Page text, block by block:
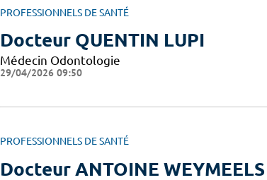
PROFESSIONNELS DE SANTÉ
Docteur QUENTIN LUPI
Médecin Odontologie
29/04/2026 09:50
PROFESSIONNELS DE SANTÉ
Docteur ANTOINE WEYMEELS